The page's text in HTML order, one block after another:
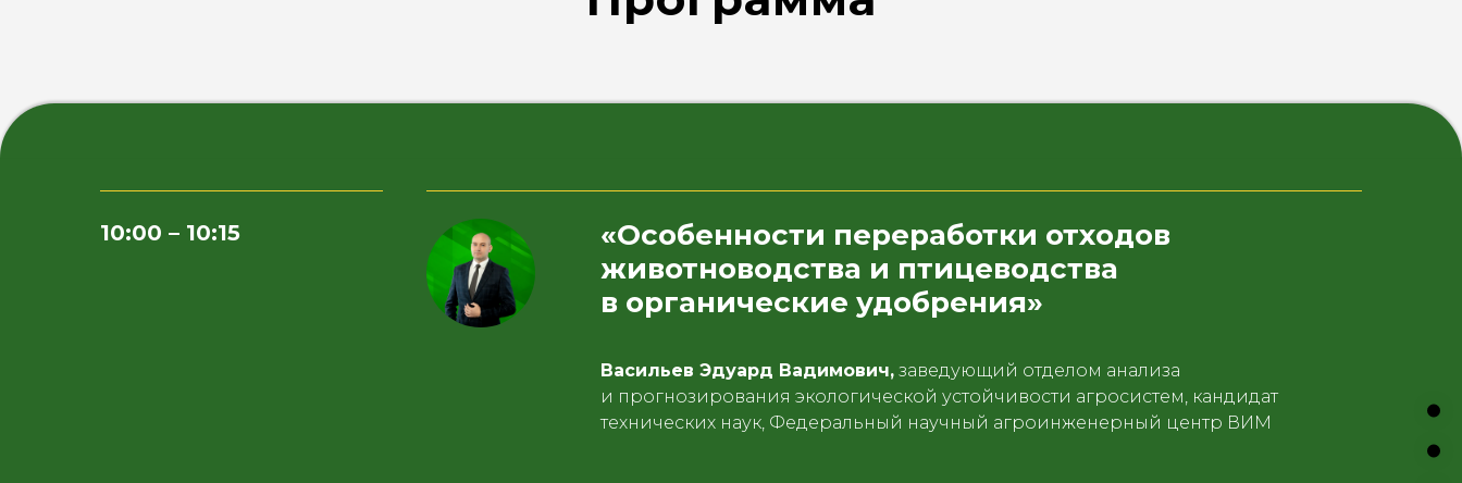
10:00 – 10:15
«Особенности переработки отходов
животноводства и птицеводства
в органические удобрения»
Васильев Эдуард Вадимович, заведующий отделом анализа
и прогнозирования экологической устойчивости агросистем, кандидат
технических наук, Федеральный научный агроинженерный центр ВИМ